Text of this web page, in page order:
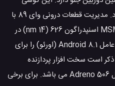
قابلیت های قابل ذکر دیگری نیز دارد. مدیریت قطعات درونی وای 89 با
چیپست مدل کوالکام MSM8953-Pro اسنپدراگون 626 (14 nm) در
حال انجام می باشد و ویوو سیستم عامل Android 8.1 (اورئو) را برای
است سخت افزار پردازنده
گرافیکی این گوشی تلفن همراه مدل Adreno 506 می باشد. برای برخی